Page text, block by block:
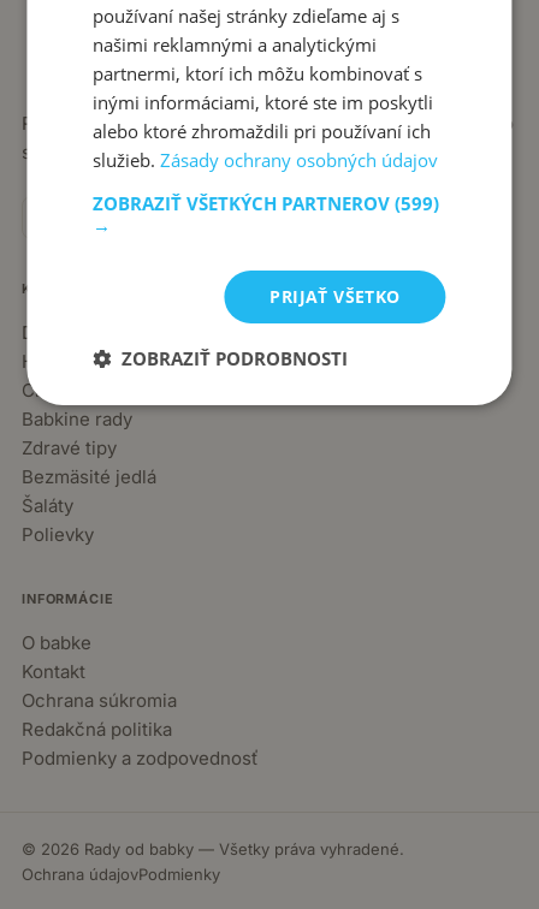
Recepty píše babka Stanka. Jednoduché, poctivé jedlá zo
slovenskej kuchyne, ktoré sa vždy podaria.
KATEGÓRIE
Dezerty
Hlavné jedlá
Chuťovky
Babkine rady
Zdravé tipy
Bezmäsité jedlá
Šaláty
Polievky
INFORMÁCIE
O babke
Kontakt
Ochrana súkromia
Redakčná politika
Podmienky a zodpovednosť
© 2026 Rady od babky — Všetky práva vyhradené.
Ochrana údajovPodmienky
používaní našej stránky zdieľame aj s
našimi reklamnými a analytickými
partnermi, ktorí ich môžu kombinovať s
inými informáciami, ktoré ste im poskytli
alebo ktoré zhromaždili pri používaní ich
služieb.Zásady ochrany osobných údajov
ZOBRAZIŤ VŠETKÝCH PARTNEROV(599)
→
PRIJAŤ VŠETKO
ZOBRAZIŤ PODROBNOSTI